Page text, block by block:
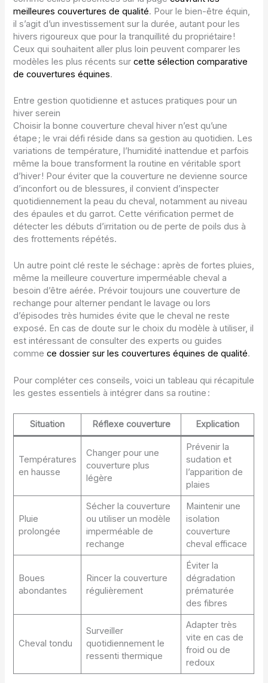
meilleures couvertures de qualité. Pour le bien-être équin,
il s’agit d’un investissement sur la durée, autant pour les
hivers rigoureux que pour la tranquillité du propriétaire !
Ceux qui souhaitent aller plus loin peuvent comparer les
modèles les plus récents surcette sélection comparative
de couvertures équines.
Entre gestion quotidienne et astuces pratiques pour un
hiver serein
Choisir la bonne couverture cheval hiver n’est qu’une
étape ; le vrai défi réside dans sa gestion au quotidien. Les
variations de température, l’humidité inattendue et parfois
même la boue transforment la routine en véritable sport
d’hiver ! Pour éviter que la couverture ne devienne source
d’inconfort ou de blessures, il convient d’inspecter
quotidiennement la peau du cheval, notamment au niveau
des épaules et du garrot. Cette vérification permet de
détecter les débuts d’irritation ou de perte de poils dus à
des frottements répétés.
Un autre point clé reste le séchage : après de fortes pluies,
même la meilleure couverture imperméable cheval a
besoin d’être aérée. Prévoir toujours une couverture de
rechange pour alterner pendant le lavage ou lors
d’épisodes très humides évite que le cheval ne reste
exposé. En cas de doute sur le choix du modèle à utiliser, il
est intéressant de consulter des experts ou guides
commece dossier sur les couvertures équines de qualité.
Pour compléter ces conseils, voici un tableau qui récapitule
les gestes essentiels à intégrer dans sa routine :
Situation Réflexe couverture Explication
Températures
en hausse
Changer pour une
couverture plus
légère
Prévenir la
sudation et
l’apparition de
plaies
Pluie
prolongée
Sécher la couverture
ou utiliser un modèle
imperméable de
rechange
Maintenir une
isolation
couverture
cheval efficace
Boues
abondantes
Rincer la couverture
régulièrement
Éviter la
dégradation
prématurée
des fibres
Cheval tondu
Surveiller
quotidiennement le
ressenti thermique
Adapter très
vite en cas de
froid ou de
redoux